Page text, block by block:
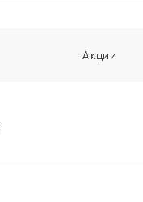
Акции